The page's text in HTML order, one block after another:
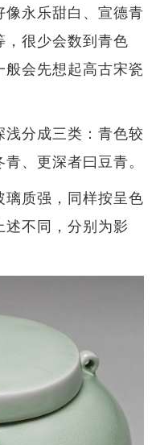
永乐甜白、宣德青
很少会数到青色
会先想起高古宋瓷
分成三类：青色较
、更深者曰豆青。
质强，同样按呈色
不同，分别为影